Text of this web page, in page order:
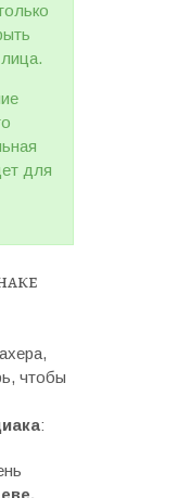
для
чтобы
: